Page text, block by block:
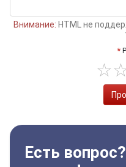
Внимание: HTML не
Есть